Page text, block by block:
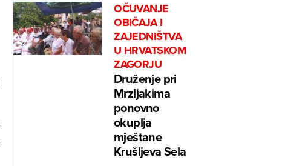
OČUVANJE
OBIČAJA I
ZAJEDNIŠTVA
U HRVATSKOM
ZAGORJU
Druženje pri
Mrzljakima
ponovno
okuplja
mještane
Krušljeva Sela